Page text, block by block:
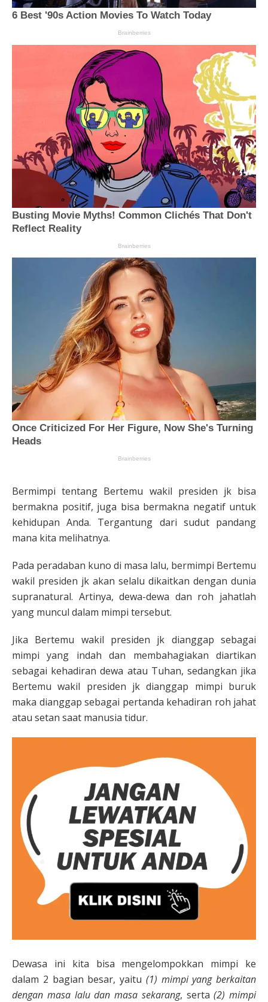
Bermimpi tentang Bertemu wakil presiden jk bisa
bermakna positif, juga bisa bermakna negatif untuk
kehidupan Anda. Tergantung dari sudut pandang
mana kita melihatnya.
Pada peradaban kuno di masa lalu, bermimpi Bertemu
wakil presiden jk akan selalu dikaitkan dengan dunia
supranatural. Artinya, dewa-dewa dan roh jahatlah
yang muncul dalam mimpi tersebut.
Jika Bertemu wakil presiden jk dianggap sebagai
mimpi yang indah dan membahagiakan diartikan
sebagai kehadiran dewa atau Tuhan, sedangkan jika
Bertemu wakil presiden jk dianggap mimpi buruk
maka dianggap sebagai pertanda kehadiran roh jahat
atau setan saat manusia tidur.
Dewasa ini kita bisa mengelompokkan mimpi ke
dalam 2 bagian besar, yaitu (1) mimpi yang berkaitan
dengan masa lalu dan masa sekarang, serta(2) mimpi